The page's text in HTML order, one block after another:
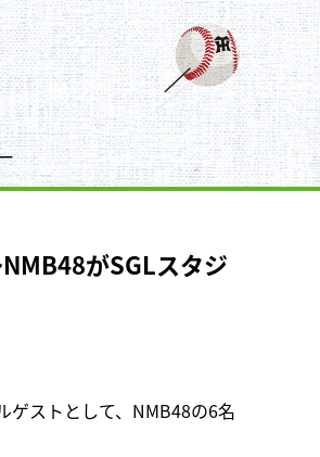
がSGLスタジ
ゲストとして、NMB48の6名